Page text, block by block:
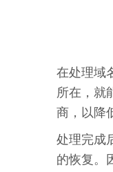
在处理域
所在，就
商，以降
处理完成
的恢复。